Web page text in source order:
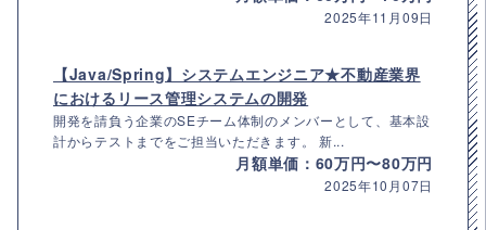
2025年11月09日
【Java/Spring】システムエンジニア★不動産業界
におけるリース管理システムの開発
開発を請負う企業のSEチーム体制のメンバーとして、基本設
計からテストまでをご担当いただきます。 新...
月額単価：60万円〜80万円
2025年10月07日